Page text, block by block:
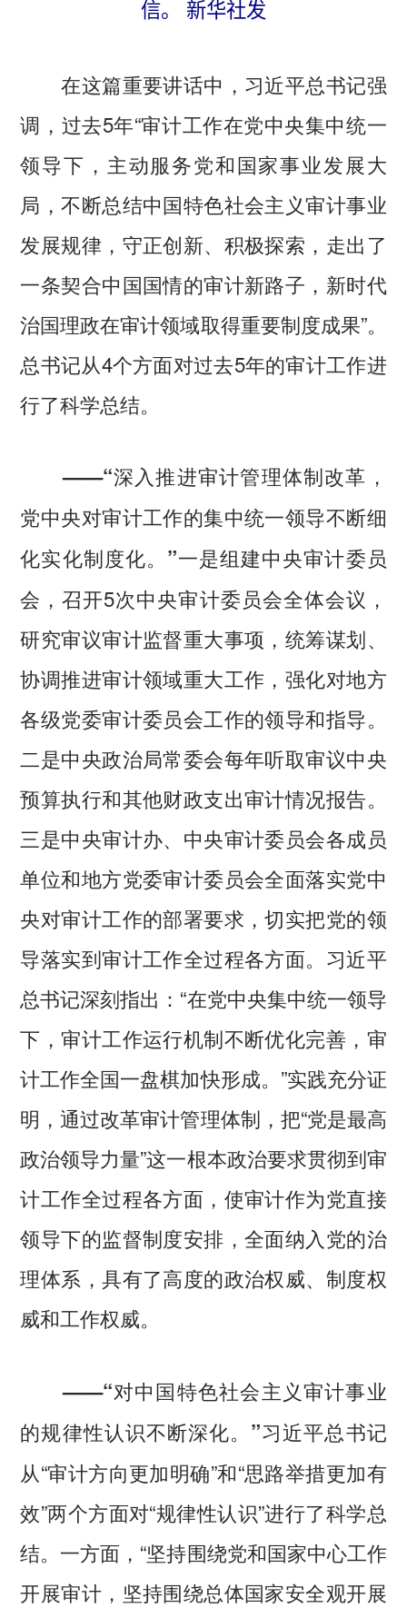
信。 新华社发
在这篇重要讲话中，习近平总书记强
调，过去5年“审计工作在党中央集中统一
领导下，主动服务党和国家事业发展大
局，不断总结中国特色社会主义审计事业
发展规律，守正创新、积极探索，走出了
一条契合中国国情的审计新路子，新时代
治国理政在审计领域取得重要制度成果”。
总书记从4个方面对过去5年的审计工作进
行了科学总结。
——“深入推进审计管理体制改革，
党中央对审计工作的集中统一领导不断细
化实化制度化。”一是组建中央审计委员
会，召开5次中央审计委员会全体会议，
研究审议审计监督重大事项，统筹谋划、
协调推进审计领域重大工作，强化对地方
各级党委审计委员会工作的领导和指导。
二是中央政治局常委会每年听取审议中央
预算执行和其他财政支出审计情况报告。
三是中央审计办、中央审计委员会各成员
单位和地方党委审计委员会全面落实党中
央对审计工作的部署要求，切实把党的领
导落实到审计工作全过程各方面。习近平
总书记深刻指出：“在党中央集中统一领导
下，审计工作运行机制不断优化完善，审
计工作全国一盘棋加快形成。”实践充分证
明，通过改革审计管理体制，把“党是最高
政治领导力量”这一根本政治要求贯彻到审
计工作全过程各方面，使审计作为党直接
领导下的监督制度安排，全面纳入党的治
理体系，具有了高度的政治权威、制度权
威和工作权威。
——“对中国特色社会主义审计事业
的规律性认识不断深化。”习近平总书记
从“审计方向更加明确”和“思路举措更加有
效”两个方面对“规律性认识”进行了科学总
结。一方面，“坚持围绕党和国家中心工作
开展审计，坚持围绕总体国家安全观开展